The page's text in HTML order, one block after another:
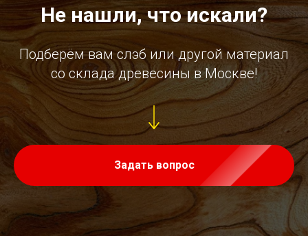
Не нашли, что искали?
Подберём вам слэб или другой материал
со склада древесины в Москве!
Задать вопрос